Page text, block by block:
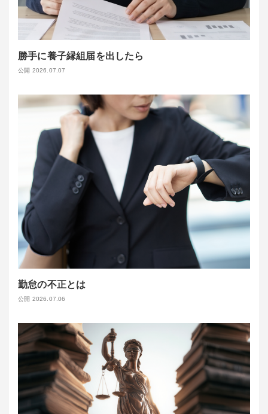
勝手に養子縁組届を出したら
公開 2026.07.07
勤怠の不正とは
公開 2026.07.06